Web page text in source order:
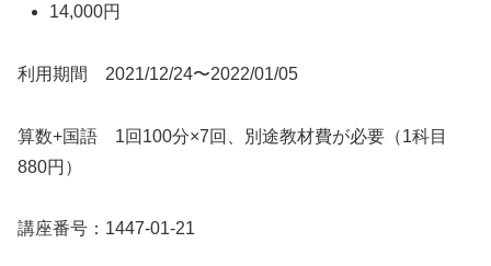
14,000円
利用期間 2021/12/24〜2022/01/05
算数+国語 1回100分×7回、別途教材費が必要（1科目
880円）
講座番号：1447-01-21